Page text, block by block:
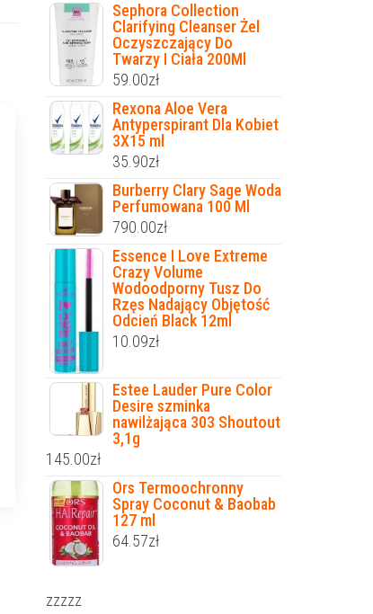
Sephora Collection
Clarifying Cleanser Żel
Oczyszczający Do
Twarzy I Ciała 200Ml
59.00zł
Rexona Aloe Vera
Antyperspirant Dla Kobiet
3X15 ml
35.90zł
Burberry Clary Sage Woda
Perfumowana 100 Ml
790.00zł
Essence I Love Extreme
Crazy Volume
Wodoodporny Tusz Do
Rzęs Nadający Objętość
Odcień Black 12ml
10.09zł
Estee Lauder Pure Color
Desire szminka
nawilżająca 303 Shoutout
3,1g
145.00zł
Ors Termoochronny
Spray Coconut & Baobab
127 ml
64.57zł
zzzzz